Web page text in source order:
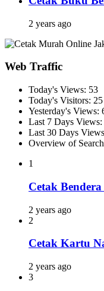
2 years ago
Web Traffic
Today's Views: 53
Today's Visitors: 25
Yesterday's Views:
Last 7 Days Views:
Last 30 Days
Overview of
1
Cetak
2 years ago
2
Cetak Kartu
2 years ago
3